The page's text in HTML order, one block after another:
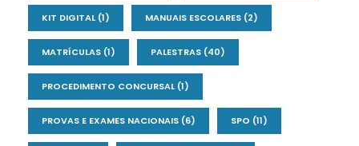
KIT DIGITAL(1) MANUAIS ESCOLARES (2)
MATRÍCULAS (1) PALESTRAS (40)
PROCEDIMENTO CONCURSAL(1)
PROVAS E EXAMES NACIONAIS (6) SPO (11)